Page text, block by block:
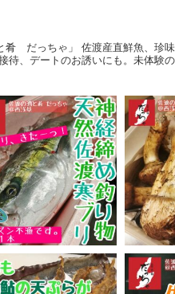
肴 だっちゃ」
佐渡産直鮮魚、珍
待、デートのお誘いにも。未体験